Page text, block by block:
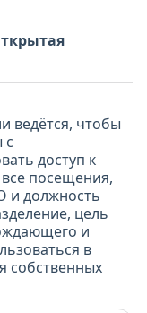
ведётся, чтобы
с
доступ к
посещения,
и должность
цель
и
в
собственных